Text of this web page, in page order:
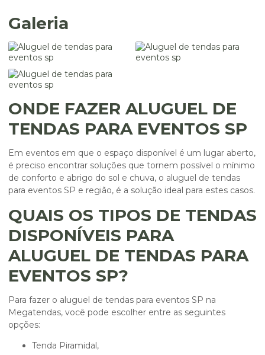
Galeria
ONDE FAZER ALUGUEL DE
TENDAS PARA EVENTOS SP
Em eventos em que o espaço disponível é um lugar aberto,
é preciso encontrar soluções que tornem possível o mínimo
de conforto e abrigo do sol e chuva, o aluguel de tendas
para eventos SP e região, é a solução ideal para estes casos.
QUAIS OS TIPOS DE TENDAS
DISPONÍVEIS PARA
ALUGUEL DE TENDAS PARA
EVENTOS SP?
Para fazer o aluguel de tendas para eventos SP na
Megatendas, você pode escolher entre as seguintes
opções:
Tenda Piramidal,